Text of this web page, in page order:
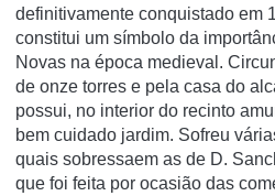
definitivamente conquistado em
constitui um símbolo da
Novas na época medieval.
de onze torres e pela casa do
possui, no interior do recinto
bem cuidado jardim. Sofreu
quais sobressaem as de D.
que foi feita por ocasião das